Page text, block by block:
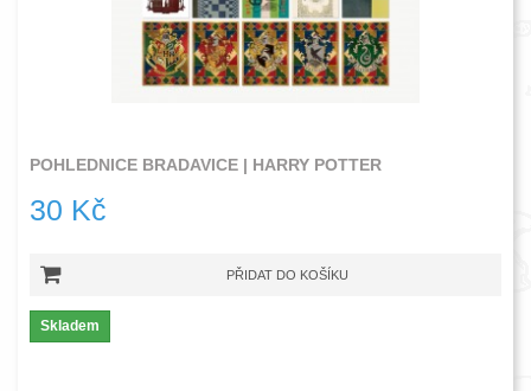
POHLEDNICE BRADAVICE | HARRY POTTER
30 Kč
PŘIDAT DO KOŠÍKU
Skladem